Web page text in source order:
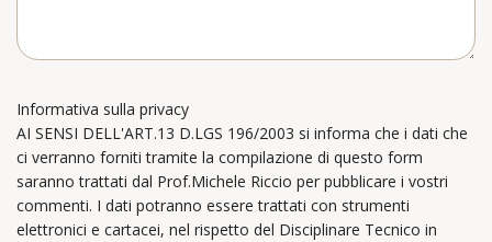
Informativa sulla privacy
AI SENSI DELL'ART.13 D.LGS 196/2003 si informa che i dati che
ci verranno forniti tramite la compilazione di questo form
saranno trattati dal Prof.Michele Riccio per pubblicare i vostri
commenti. I dati potranno essere trattati con strumenti
elettronici e cartacei, nel rispetto del Disciplinare Tecnico in